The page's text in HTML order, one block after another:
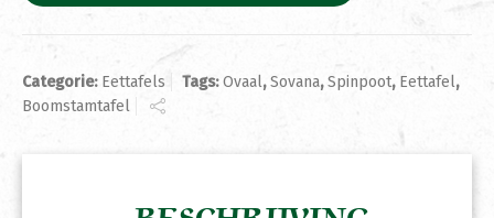
Categorie: Eettafels Tags:Ovaal,Sovana,Spinpoot, Eettafel,
Boomstamtafel